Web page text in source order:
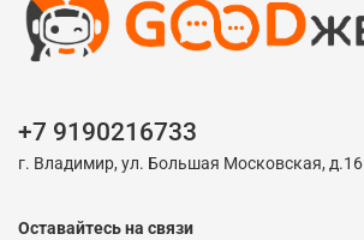
+7 9190216733
г. Владимир, ул. Большая Московская, д.16
Оставайтесь на связи